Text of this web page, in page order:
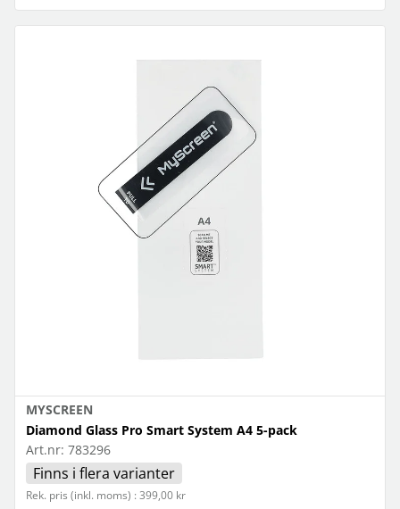
MYSCREEN
Diamond Glass Pro Smart System A4 5-pack
Art.nr: 783296
Finns i flera varianter
Rek. pris (inkl. moms) : 399,00 kr